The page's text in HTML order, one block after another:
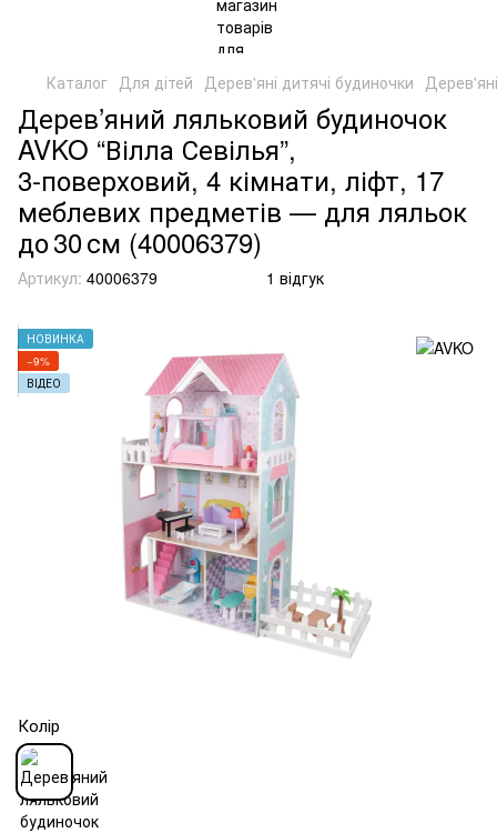
Каталог Для дітей Дерев'яні дитячі будиночки
Дерев’яний ляльковий будиночок
AVKO “Вілла Севілья”,
3‑поверховий, 4 кімнати, ліфт, 17
меблевих предметів — для ляльок
до 30 см (40006379)
Артикул: 40006379 1 відгук
НОВИНКА
−9%
ВІДЕО
Колір